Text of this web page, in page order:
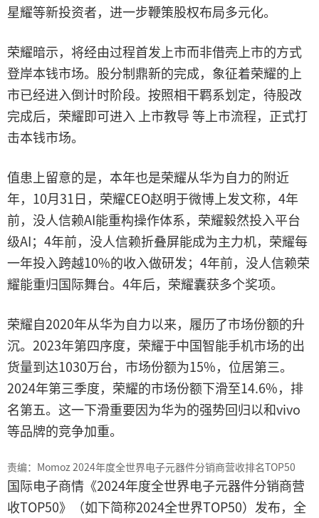
星耀等新投资者，进一步鞭策股权布局多元化。
荣耀暗示，将经由过程首发上市而非借壳上市的方式
登岸本钱市场。股分制鼎新的完成，象征着荣耀的上
市已经进入倒计时阶段。按照相干羁系划定，待股改
完成后，荣耀即可进入 上市教导 等上市流程，正式打
击本钱市场。
值患上留意的是，本年也是荣耀从华为自力的附近
年，10月31日，荣耀CEO赵明于微博上发文称，4年
前，没人信赖AI能重构操作体系，荣耀毅然投入平台
级AI；4年前，没人信赖折叠屏能成为主力机，荣耀每
一年投入跨越10%的收入做研发；4年前，没人信赖荣
耀能重归国际舞台。4年后，荣耀囊获多个奖项。
荣耀自2020年从华为自力以来，履历了市场份额的升
沉。2023年第四序度，荣耀于中国智能手机市场的出
货量到达1030万台，市场份额为15%，位居第三。
2024年第三季度，荣耀的市场份额下滑至14.6%，排
名第五。这一下滑重要因为华为的强势回归以和vivo
等品牌的竞争加重。
责编：Momoz 2024年度全世界电子元器件分销商营收排名TOP50
国际电子商情《2024年度全世界电子元器件分销商营
收TOP50》（如下简称2024全世界TOP50）发布，全